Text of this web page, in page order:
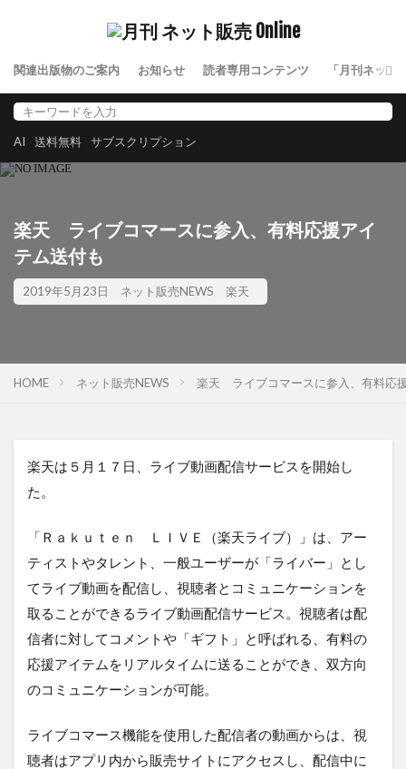
関連出版物のご案内 お知らせ 読者専用コンテンツ 「月刊ネット
AI 送料無料 サブスクリプション
楽天 ライブコマースに参入、有料応援アイ
テム送付も
2019年5月23日 ネット販売NEWS 楽天
HOME ネット販売NEWS 楽天 ライブコマースに参入、有料応
楽天は５月１７日、ライブ動画配信サービスを開始し
た。
「Ｒａｋｕｔｅｎ ＬＩＶＥ（楽天ライブ）」は、アー
ティストやタレント、一般ユーザーが「ライバー」とし
てライブ動画を配信し、視聴者とコミュニケーションを
取ることができるライブ動画配信サービス。視聴者は配
信者に対してコメントや「ギフト」と呼ばれる、有料の
応援アイテムをリアルタイムに送ることができ、双方向
のコミュニケーションが可能。
ライブコマース機能を使用した配信者の動画からは、視
聴者はアプリ内から販売サイトにアクセスし、配信中に